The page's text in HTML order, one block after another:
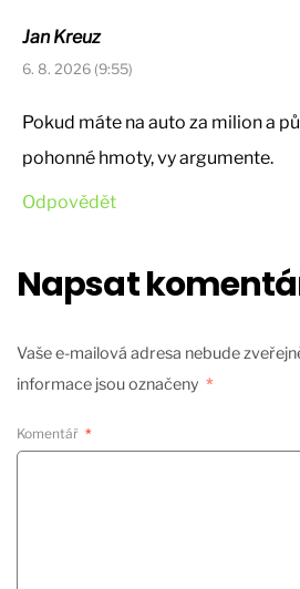
Jan Kreuz
6. 8. 2026 (9:55)
Pokud máte na auto za milion a
pohonné hmoty, vy argumente.
Odpovědět
Napsat
Vaše e-mailová adresa nebude
informace jsou označeny *
Komentář *